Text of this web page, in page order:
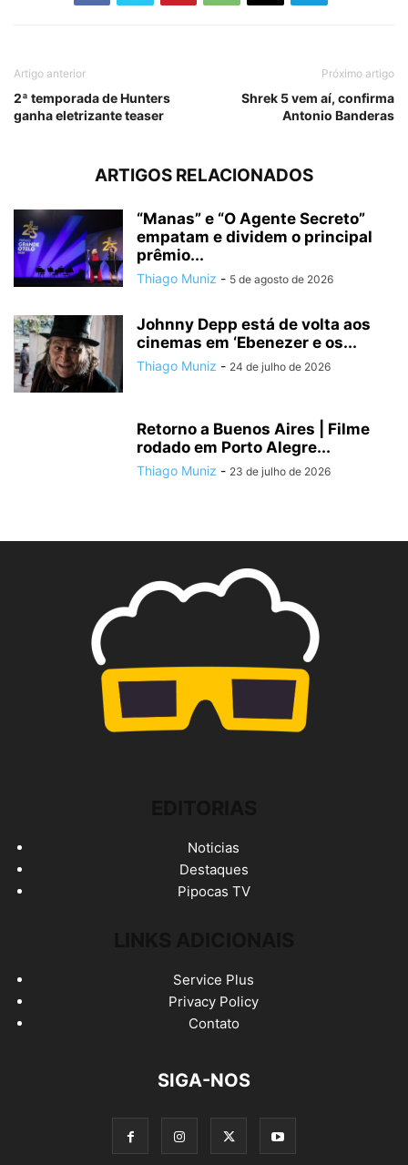
Artigo anterior
2ª temporada de Hunters
ganha eletrizante teaser
Próximo artigo
Shrek 5 vem aí, confirma
Antonio Banderas
ARTIGOS RELACIONADOS
“Manas” e “O Agente Secreto”
empatam e dividem o principal
prêmio...
Thiago Muniz - 5 de agosto de 2026
Johnny Depp está de volta aos
cinemas em ‘Ebenezer e os...
Thiago Muniz - 24 de julho de 2026
Retorno a Buenos Aires | Filme
rodado em Porto Alegre...
Thiago Muniz - 23 de julho de 2026
Noticias
Destaques
Pipocas TV
Service Plus
Privacy Policy
Contato
SIGA-NOS